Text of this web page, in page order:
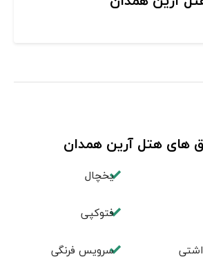
های هتل آرین همدان
یخچال
فتوکپی
سرویس فرنگی